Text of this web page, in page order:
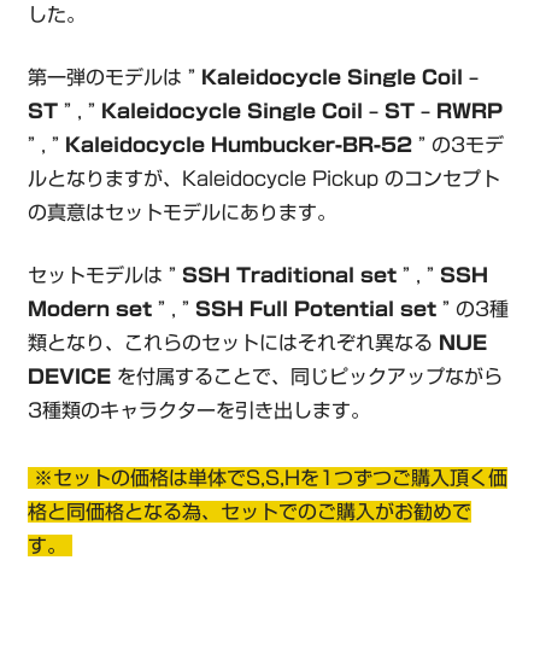
した。
第一弾のモデルは ” Kaleidocycle Single Coil –
ST” , ” Kaleidocycle Single Coil – ST – RWRP
” , ” Kaleidocycle Humbucker-BR-52” の3モデ
ルとなりますが、Kaleidocycle Pickup のコンセプト
の真意はセットモデルにあります。
セットモデルは ” SSH Traditional set” , ” SSH
Modern set” , ” SSH Full Potential set” の3種
類となり、これらのセットにはそれぞれ異なる NUE
DEVICEを付属することで、同じピックアップながら
3種類のキャラクターを引き出します。
※セットの価格は単体でS,S,Hを1つずつご購入頂く価
格と同価格となる為、セットでのご購入がお勧めで
す。